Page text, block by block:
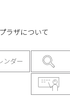
プラザについて
ンダー